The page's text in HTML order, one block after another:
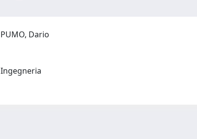
PUMO, Dario
Ingegneria